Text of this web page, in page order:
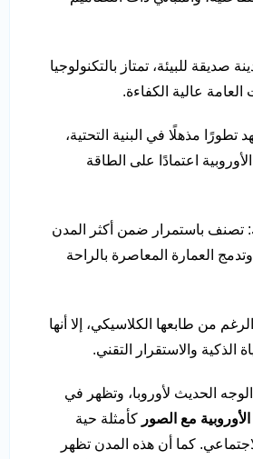
صديقة للبيئة، تمتاز بالتكنولوجيا
العامة عالية الكفاءة.
تطورًا مذهلًا في البنية التحتية،
اعتمادًا على الطاقة
تصنف باستمرار ضمن أكثر المدن
العمارة المعاصرة بالراحة
من طابعها الكلاسيكي، إلا أنها
الذكية والاستقرار التقني.
الحديث لأوروبا، وتظهر في
مع الصور كأمثلة حية
كما أن هذه المدن تظهر